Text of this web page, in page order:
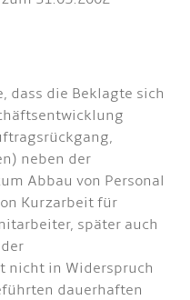
dass die Beklagte sich
neben der
Abbau von Personal
Kurzarbeit für
später auch
nicht in Widerspruch
dauerhaften